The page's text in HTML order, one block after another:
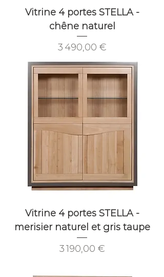
Vitrine 4 portes STELLA -
chêne naturel
Prix
3 490,00 €
Vitrine 4 portes STELLA -
merisier naturel et gris taupe
Prix
3 190,00 €